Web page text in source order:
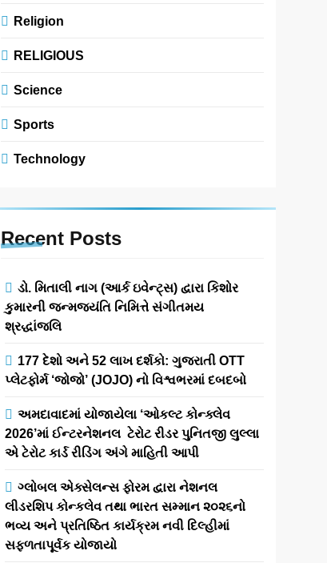
Religion
RELIGIOUS
Science
Sports
Technology
Recent Posts
ડો. મિતાલી નાગ (આર્ક ઇવેન્ટ્સ) દ્વારા કિશોર
કુમારની જન્મજયંતિ નિમિત્તે સંગીતમય
શ્રદ્ધાંજલિ
177 દેશો અને 52 લાખ દર્શકો: ગુજરાતી OTT
પ્લેટફોર્મ ‘જોજો’ (JOJO) નો વિશ્વભરમાં દબદબો
અમદાવાદમાં યોજાયેલા ‘ઓકલ્ટ કોન્ક્લેવ
2026’માં ઈન્ટરનેશનલ ટેરોટ રીડર પુનિતજી લુલ્લા
એ ટેરોટ કાર્ડ રીડિંગ અંગે માહિતી આપી
ગ્લોબલ એક્સેલન્સ ફોરમ દ્વારા નેશનલ
લીડરશિપ કોન્કલેવ તથા ભારત સમ્માન ૨૦૨૬નો
ભવ્ય અને પ્રતિષ્ઠિત કાર્યક્રમ નવી દિલ્હીમાં
સફળતાપૂર્વક યોજાયો